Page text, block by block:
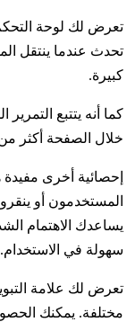
تعرض لك لوحة
تحدث عندما ينتقل
كبيرة.
كما أنه يتتبع
خلال الصفحة أكثر
إحصائية أخرى مفيدة
المستخدمون أو
يساعدك الاهتمام
سهولة في الاستخدام.
مختلفة. يمكنك